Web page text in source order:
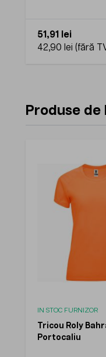
51,91 lei
42,90 lei
Produse de
IN STOC FURNIZOR
Tricou Roly
Portocaliu